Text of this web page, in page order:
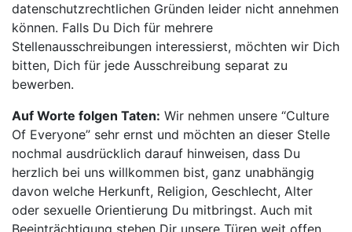
datenschutzrechtlichen Gründen leider nicht annehmen
können. Falls Du Dich für mehrere
Stellenausschreibungen interessierst, möchten wir Dich
bitten, Dich für jede Ausschreibung separat zu
bewerben.
Auf Worte folgen Taten: Wir nehmen unsere “Culture
Of Everyone” sehr ernst und möchten an dieser Stelle
nochmal ausdrücklich darauf hinweisen, dass Du
herzlich bei uns willkommen bist, ganz unabhängig
davon welche Herkunft, Religion, Geschlecht, Alter
oder sexuelle Orientierung Du mitbringst. Auch mit
Beeinträchtigung stehen Dir unsere Türen weit offen.